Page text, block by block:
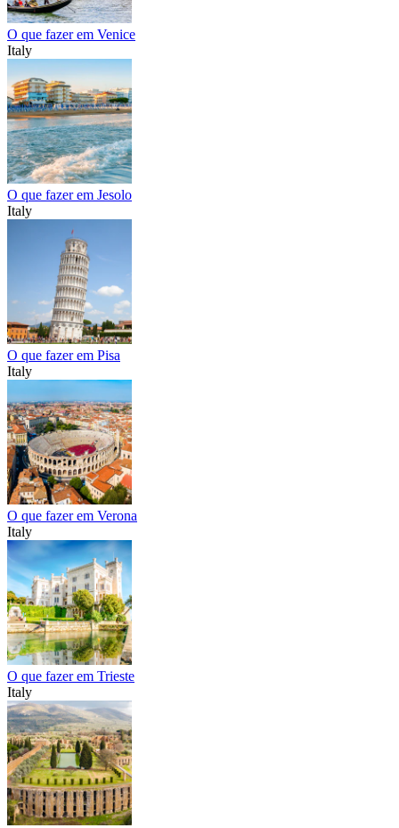
O que fazer em Venice
Italy
O que fazer em Jesolo
Italy
O que fazer em Pisa
Italy
O que fazer em Verona
Italy
O que fazer em Trieste
Italy